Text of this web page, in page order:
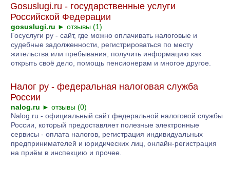
Gosuslugi.ru - государственные услуги
Российской Федерации
gosuslugi.ru ► отзывы (1)
Госуслуги ру - сайт, где можно оплачивать налоговые и
судебные задолженности, регистрироваться по месту
жительства или пребывания, получить информацию как
открыть своё дело, помощь пенсионерам и многое другое.
Налог ру - федеральная налоговая служба
России
nalog.ru ► отзывы (0)
Nalog.ru - официальный сайт федеральной налоговой службы
России, который предоставляет полезные электронные
сервисы - оплата налогов, регистрация индивидуальных
предпринимателей и юридических лиц, онлайн-регистрация
на приём в инспекцию и прочее.